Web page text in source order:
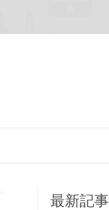
最新記